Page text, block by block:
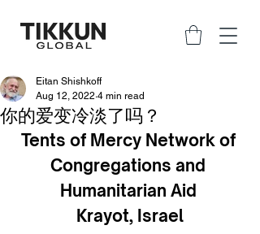
你的爱变冷淡了吗？
Eitan Shishkoff
Aug 12, 2022 4 min read
Tents of Mercy Network of
Congregations and
Humanitarian Aid
Krayot, Israel